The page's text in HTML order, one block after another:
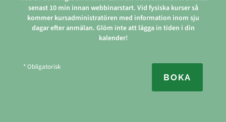
senast 10 min innan webbinarstart. Vid fysiska kurser så
kommer kursadministratören med information inom sju
dagar efter anmälan. Glöm inte att lägga in tiden i din
kalender!
* Obligatorisk